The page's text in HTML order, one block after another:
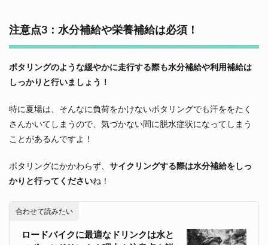
注意点3：水分補給や栄養補給は必須！
ポタリングのような緩やかに走行する際も水分補給や利用補給は
しっかりと行いましょう！
特に夏場は、そんなに負荷をかけないポタリングでも汗ををたく
さんかいてしまうので、気づかない間に脱水症状になってしまう
ことがあるんですよ！
ポタリングにかかわらず、 サイクリングする際は水分補給をしっ
かりと行ってくださいね！
合わせて読みたい
ロードバイクに最適なドリンクは水と